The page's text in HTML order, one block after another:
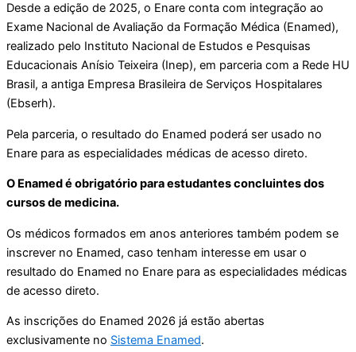
Desde a edição de 2025, o Enare conta com integração ao
Exame Nacional de Avaliação da Formação Médica (Enamed),
realizado pelo Instituto Nacional de Estudos e Pesquisas
Educacionais Anísio Teixeira (Inep), em parceria com a Rede HU
Brasil, a antiga Empresa Brasileira de Serviços Hospitalares
(Ebserh).
Pela parceria, o resultado do Enamed poderá ser usado no
Enare para as especialidades médicas de acesso direto.
O Enamed é obrigatório para estudantes concluintes dos
cursos de medicina.
Os médicos formados em anos anteriores também podem se
inscrever no Enamed, caso tenham interesse em usar o
resultado do Enamed no Enare para as especialidades médicas
de acesso direto.
As inscrições do Enamed 2026 já estão abertas
exclusivamente no Sistema Enamed.